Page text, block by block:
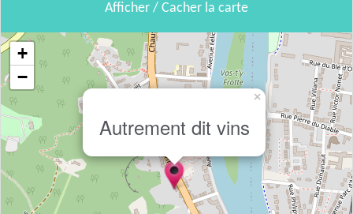
Afficher / Cacher la carte
Autrement dit vins
×
+
−